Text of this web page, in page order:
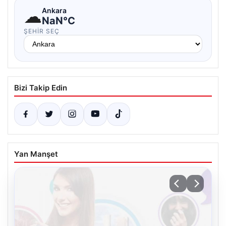
☁Ankara
NaN°C
ŞEHIR SEÇ
Bizi Takip Edin
Yan Manşet